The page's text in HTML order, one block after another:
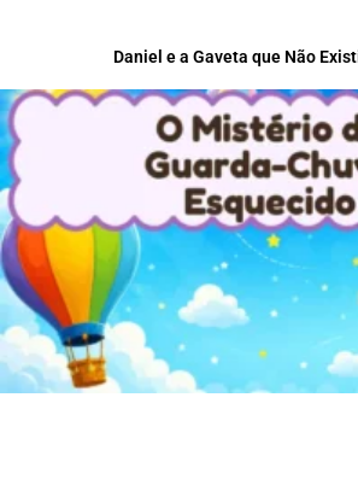
Daniel e a Gaveta que Não